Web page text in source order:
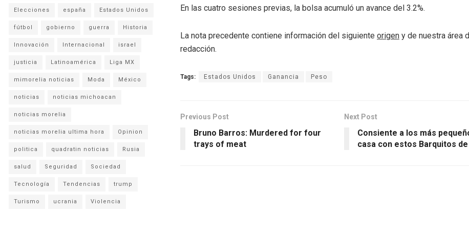
En las cuatro sesiones previas, la bolsa acumuló un avance del 3.2%.
La nota precedente contiene información del siguiente origen y de nuestra área
redacción.
Tags: Estados Unidos Ganancia Peso
Previous Post
Bruno Barros: Murdered for four
trays of meat
Next Post
Consiente a los más
casa con estos Barquitos de
Elecciones españa Estados Unidos
fútbol gobierno guerra Historia
Innovación Internacional israel
justicia Latinoamérica Liga MX
mimorelia noticias Moda México
noticias noticias michoacan
noticias morelia
noticias morelia ultima hora Opinion
politica quadratin noticias Rusia
salud Seguridad Sociedad
Tecnología Tendencias trump
Turismo ucrania Violencia